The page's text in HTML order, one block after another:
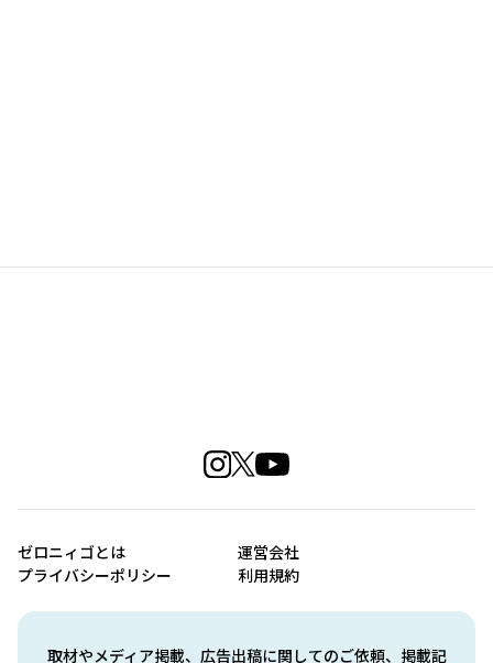
取材やメディア掲載、広告出稿に関してのご依頼、掲載記
ゼロニィゴとは
運営会社
プライバシーポリシー
利用規約